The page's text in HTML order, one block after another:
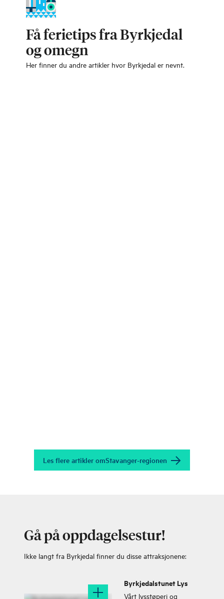
Få ferietips fra Byrkjedal
og omegn
Her finner du andre artikler hvor Byrkjedal er nevnt.
Les flere artikler omStavanger-regionen
Gå på oppdagelsestur!
Ikke langt fra Byrkjedal finner du disse attraksjonene:
Byrkjedalstunet Lys
Vårt lysstøperi og